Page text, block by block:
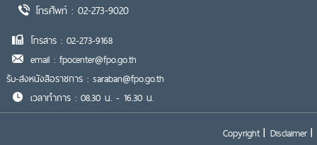
โทรศัพท์ : 02-273-9020
โทรสาร : 02-273-9168
email : fpocenter@fpo.go.th
รับ-ส่งหนังสือราชการ : saraban@fpo.go.th
เวลาทำการ : 08.30 น. - 16.30 น.
Copyright Disclaimer